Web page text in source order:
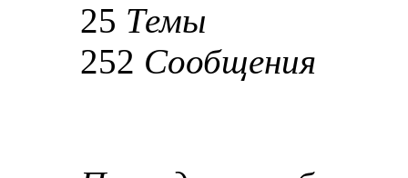
25 Темы
252 Сообщения